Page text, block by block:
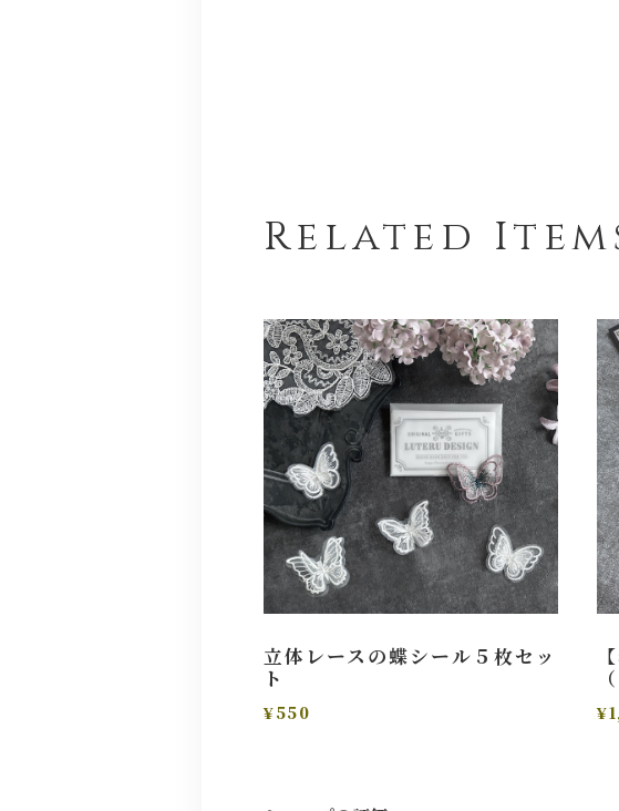
Related
立体レースの蝶シール５枚セッ
ト
¥550